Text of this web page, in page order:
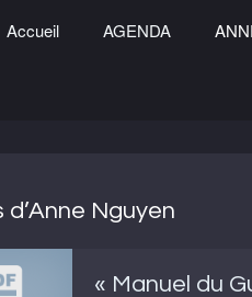
Accueil AGENDA
d’Anne Nguyen
« Manuel du